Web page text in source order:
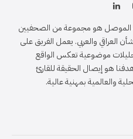
الانستغرام
لينكدإن
الموصل هو مجموعة من الصحفيين
العراقي والعربي. يعمل الفريق على
موضوعية تعكس الواقع
هو إيصال الحقيقة للقارئ
والعالمية بمهنية عالية.